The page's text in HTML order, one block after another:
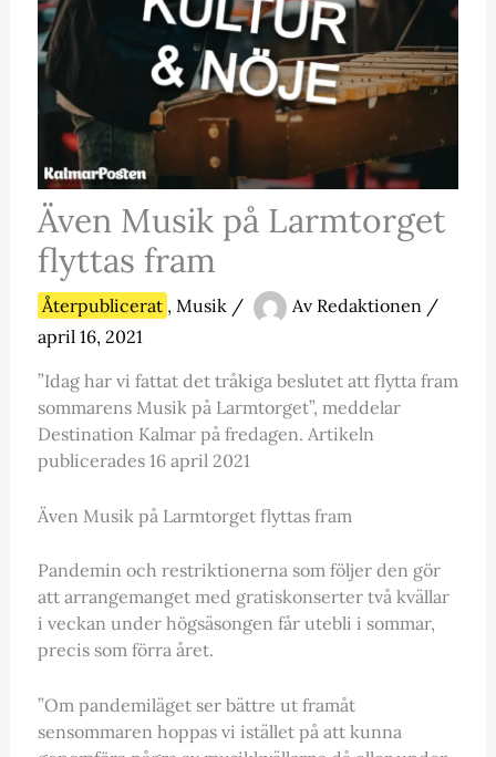
Även Musik på Larmtorget
flyttas fram
Återpublicerat , Musik/ Av Redaktionen /
april 16, 2021
”Idag har vi fattat det tråkiga beslutet att flytta fram
sommarens Musik på Larmtorget”, meddelar
Destination Kalmar på fredagen. Artikeln
publicerades 16 april 2021
Även Musik på Larmtorget flyttas fram
Pandemin och restriktionerna som följer den gör
att arrangemanget med gratiskonserter två kvällar
i veckan under högsäsongen får utebli i sommar,
precis som förra året.
”Om pandemiläget ser bättre ut framåt
sensommaren hoppas vi istället på att kunna